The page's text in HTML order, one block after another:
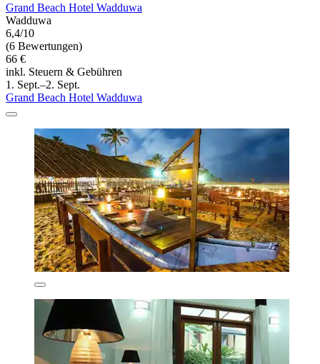
Grand Beach Hotel Wadduwa
Wadduwa
6,4/10
(6 Bewertungen)
66 €
inkl. Steuern & Gebühren
1. Sept.–2. Sept.
Grand Beach Hotel Wadduwa